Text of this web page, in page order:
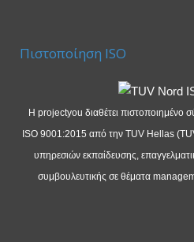
Πιστοποίηση ISO
Η projectyou διαθέτει πιστοποιημένο
ISO 9001:2015 από την TUV Hellas
υπηρεσιών εκπαίδευσης,
συμβουλευτικής σε θέματα